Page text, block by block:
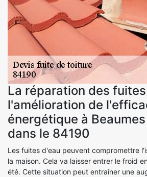
La réparation des
l'amélioration de
énergétique à
dans le 84190
Les fuites d'eau peuvent compromettre
la maison. Cela va laisser entrer le froid
été. Cette situation peut entraîner une